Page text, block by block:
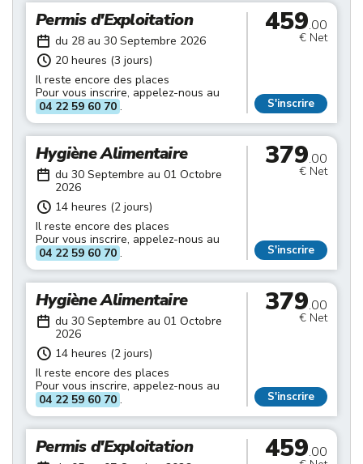
Permis d'Exploitation
du 28 au 30 Septembre 2026
20 heures (3 jours)
Il reste encore des places
Pour vous inscrire, appelez-nous au
04 22 59 60 70 .
459.00
€ Net
S'inscrire
Hygiène Alimentaire
du 30 Septembre au 01 Octobre
2026
14 heures (2 jours)
Il reste encore des places
Pour vous inscrire, appelez-nous au
04 22 59 60 70 .
379.00
€ Net
S'inscrire
Hygiène Alimentaire
du 30 Septembre au 01 Octobre
2026
14 heures (2 jours)
Il reste encore des places
Pour vous inscrire, appelez-nous au
04 22 59 60 70 .
379.00
€ Net
S'inscrire
Permis d'Exploitation 459.00